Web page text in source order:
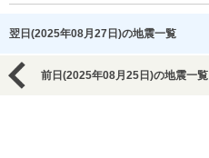
翌日(2025年08月27日)の地震一覧
前日(2025年08月25日)の地震一覧